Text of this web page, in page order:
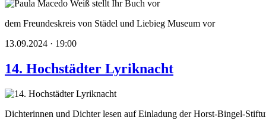
dem Freundeskreis von Städel und Liebieg Museum vor
13.09.2024 · 19:00
14. Hochstädter Lyriknacht
Dichterinnen und Dichter lesen auf Einladung der Horst-Bingel-